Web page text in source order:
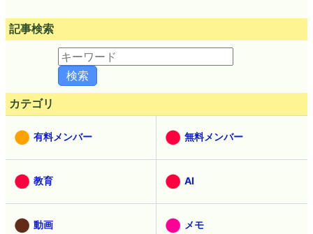
記事検索
カテゴリ
有料メンバー 無料メンバー
教育 AI
動画 メモ